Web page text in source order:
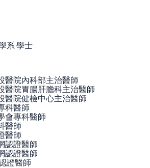
系 學士
醫院內科部主治醫師
醫院胃腸肝膽科主治醫師
醫院健檢中心主治醫師
科醫師
會專科醫師
醫師
醫師
認證醫師
認證醫師
證醫師